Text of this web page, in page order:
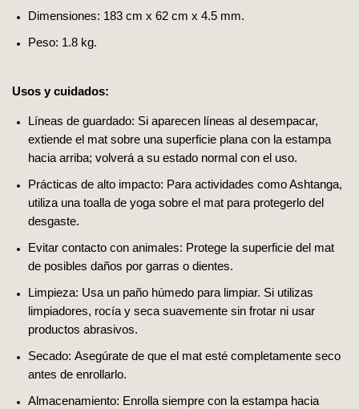
Dimensiones: 183 cm x 62 cm x 4.5 mm.
Peso: 1.8 kg.
Usos y cuidados:
Líneas de guardado: Si aparecen líneas al desempacar,
extiende el mat sobre una superficie plana con la estampa
hacia arriba; volverá a su estado normal con el uso.
Prácticas de alto impacto: Para actividades como Ashtanga,
utiliza una toalla de yoga sobre el mat para protegerlo del
desgaste.
Evitar contacto con animales: Protege la superficie del mat
de posibles daños por garras o dientes.
Limpieza: Usa un paño húmedo para limpiar. Si utilizas
limpiadores, rocía y seca suavemente sin frotar ni usar
productos abrasivos.
Secado: Asegúrate de que el mat esté completamente seco
antes de enrollarlo.
Almacenamiento: Enrolla siempre con la estampa hacia